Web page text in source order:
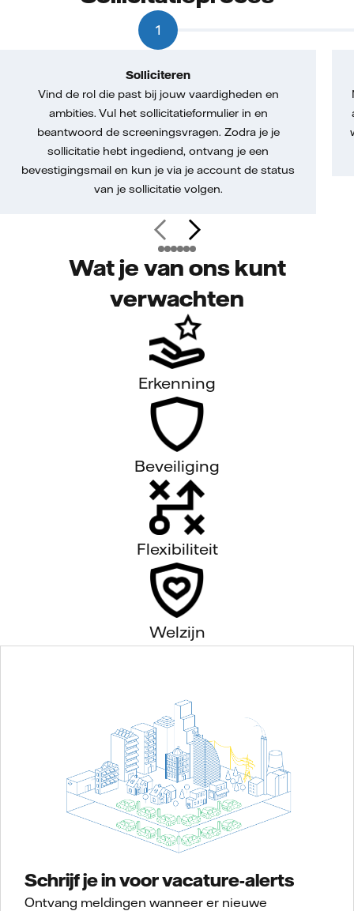
1
Solliciteren
Vind de rol die past bij jouw vaardigheden en
ambities. Vul het sollicitatieformulier in en
beantwoord de screeningsvragen. Zodra je je
sollicitatie hebt ingediend, ontvang je een
bevestigingsmail en kun je via je account de status
van je sollicitatie volgen.
Wat je van ons kunt
verwachten
Erkenning
Beveiliging
Flexibiliteit
Welzijn
Schrijf je in voor vacature-alerts
Ontvang meldingen wanneer er nieuwe